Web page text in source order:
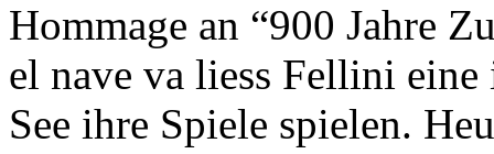
Hommage an “900 Jahre
el nave va liess Fellini
See ihre Spiele spielen.